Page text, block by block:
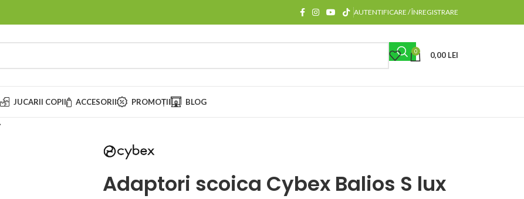
AUTENTIFICARE / ÎNREGISTRARE
0 0,00 LEI
JUCARII COPII ACCESORII PROMOȚII BLOG
Adaptori scoica Cybex Balios S lux